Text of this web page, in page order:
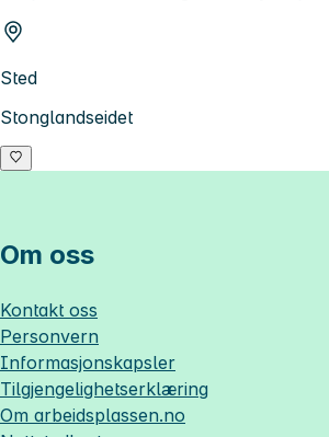
Sted
Stonglandseidet
Om oss
Kontakt oss
Personvern
Informasjonskapsler
Tilgjengelighetserklæring
Om arbeidsplassen.no